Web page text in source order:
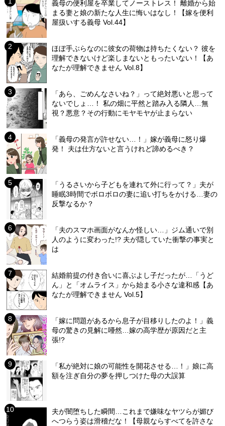
義母の便利屋を卒業してノーストレス！ 離婚から始
まる妻と娘の新たな人生に悔いはなし！【嫁を便利
屋扱いする義母 Vol.44】
ほぼ手ぶらなのに彼女の荷物は持ちたくない？ 彼を
理解できないけど楽しまないともったいない！【あ
なたが理解できません Vol.8】
「あら、ごめんなさいね？」って絶対悪いと思って
ないでしょ…！ 私の畑に平然と踏み入る隣人…無
視？悪意？その行動にモヤモヤが止まらない
「義母の発言が許せない…！」嫁が義母に怒り爆
発！ 夫は仕方ないと言うけれど諦めるべき？
「うるさいから子どもを連れて外に行って？」夫が
睡眠3時間でボロボロの妻に追い打ちをかける…妻の
反撃なるか？
「夫のスマホ画面がなんか怪しい…」ジム通いで別
人のように変わった!? 夫が隠していた衝撃の事実と
は
結婚前提の付き合いに喜ぶよし子だったが…「うど
ん」と「オムライス」から始まる小さな違和感【あ
なたが理解できません Vol.5】
「嫁に問題があるから息子が目移りしたのよ！」義
母の驚きの見解に唖然…嫁の高学歴が原因だと主
張!?
「私が絶対に娘の可能性を開花させる…！」娘に高
額を注ぎ自分の夢を押しつけた母の大誤算
夫が闇堕ちした瞬間…これまで嫌味なヤツらが媚び
へつらう姿は滑稽だな！【母親ならすべてを許さな